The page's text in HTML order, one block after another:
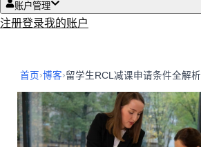
账户管理
注册登录我的账户
首页 ›博客›留学生RCL减课申请条件全解析